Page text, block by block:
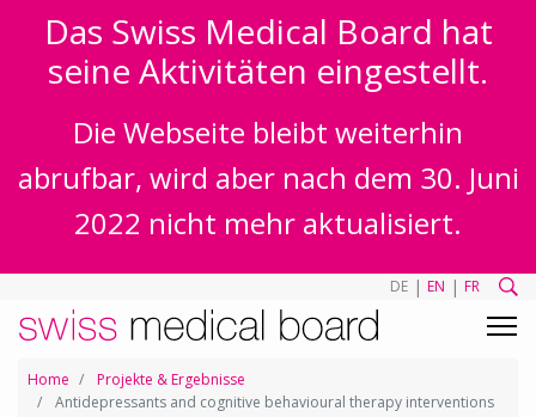
Das Swiss Medical Board hat
seine Aktivitäten eingestellt.
Die Webseite bleibt weiterhin
abrufbar, wird aber nach dem 30. Juni
2022 nicht mehr aktualisiert.
DE | EN | FR
Home
Projekte & Ergebnisse
Antidepressants and cognitive behavioural therapy interventions